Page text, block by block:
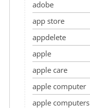
adobe
app store
appdelete
apple
apple care
apple computer
apple computers